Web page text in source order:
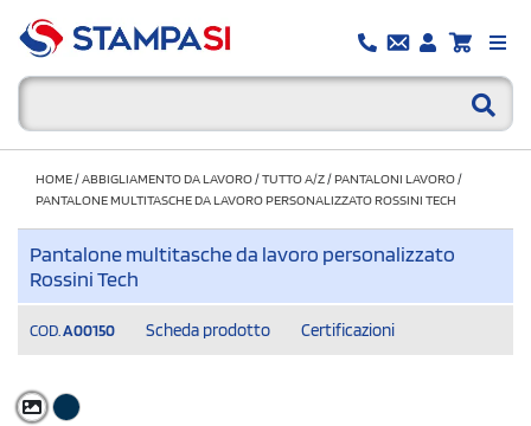
HOME/ABBIGLIAMENTO DA LAVORO/TUTTO A/Z/PANTALONI LAVORO/
PANTALONE MULTITASCHE DA LAVORO PERSONALIZZATO ROSSINI TECH
Pantalone multitasche da lavoro personalizzato
Rossini Tech
COD. A00150 Scheda prodotto Certificazioni